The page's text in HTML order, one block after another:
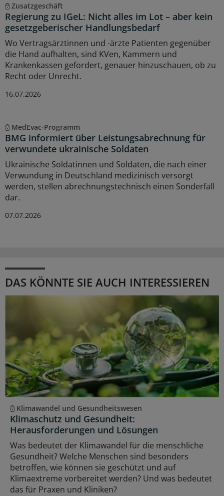
Zusatzgeschäft
Regierung zu IGeL: Nicht alles im Lot – aber kein
gesetzgeberischer Handlungsbedarf
Wo Vertragsärztinnen und -ärzte Patienten gegenüber
die Hand aufhalten, sind KVen, Kammern und
Krankenkassen gefordert, genauer hinzuschauen, ob zu
Recht oder Unrecht.
16.07.2026
MedEvac-Programm
BMG informiert über Leistungsabrechnung für
verwundete ukrainische Soldaten
Ukrainische Soldatinnen und Soldaten, die nach einer
Verwundung in Deutschland medizinisch versorgt
werden, stellen abrechnungstechnisch einen Sonderfall
dar.
07.07.2026
DAS KÖNNTE SIE AUCH INTERESSIEREN
Klimawandel und Gesundheitswesen
Klimaschutz und Gesundheit:
Herausforderungen und Lösungen
Was bedeutet der Klimawandel für die menschliche
Gesundheit? Welche Menschen sind besonders
betroffen, wie können sie geschützt und auf
Klimaextreme vorbereitet werden? Und was bedeutet
das für Praxen und Kliniken?